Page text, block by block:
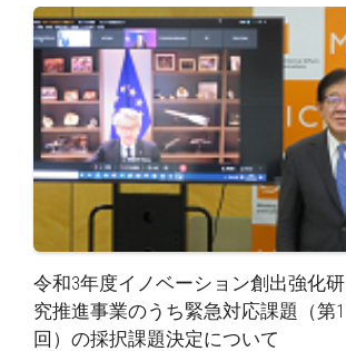
令和3年度イノベーション創出強化研
究推進事業のうち緊急対応課題（第1
回）の採択課題決定について